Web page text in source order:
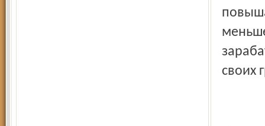
своих